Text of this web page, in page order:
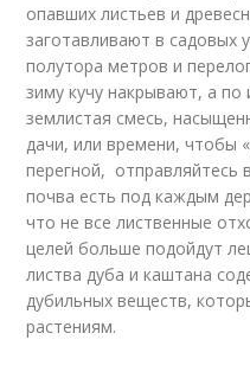
опавших листьев и
заготавливают в садовых
полутора метров и
зиму кучу накрывают, а по
землистая смесь,
дачи, или времени, чтобы
перегной, отправляйтесь
почва есть под каждым
что не все лиственные
целей больше подойдут
листва дуба и каштана
дубильных веществ,
растениям.